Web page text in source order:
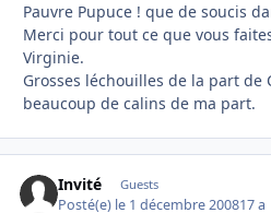
Pauvre Pupuce ! que de soucis
Merci pour tout ce que vous
Virginie.
Grosses léchouilles de la part de
beaucoup de calins de ma part.
Invité Guests
Posté(e) le 1 décembre 200817 a